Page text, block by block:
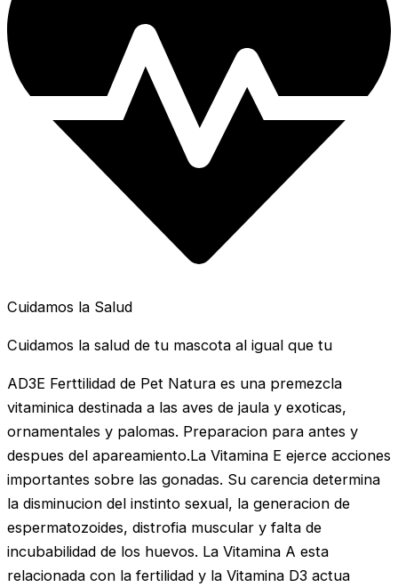
Cuidamos la Salud
Cuidamos la salud de tu mascota al igual que tu
AD3E Ferttilidad de Pet Natura es una premezcla
vitaminica destinada a las aves de jaula y exoticas,
ornamentales y palomas. Preparacion para antes y
despues del apareamiento.La Vitamina E ejerce acciones
importantes sobre las gonadas. Su carencia determina
la disminucion del instinto sexual, la generacion de
espermatozoides, distrofia muscular y falta de
incubabilidad de los huevos. La Vitamina A esta
relacionada con la fertilidad y la Vitamina D3 actua